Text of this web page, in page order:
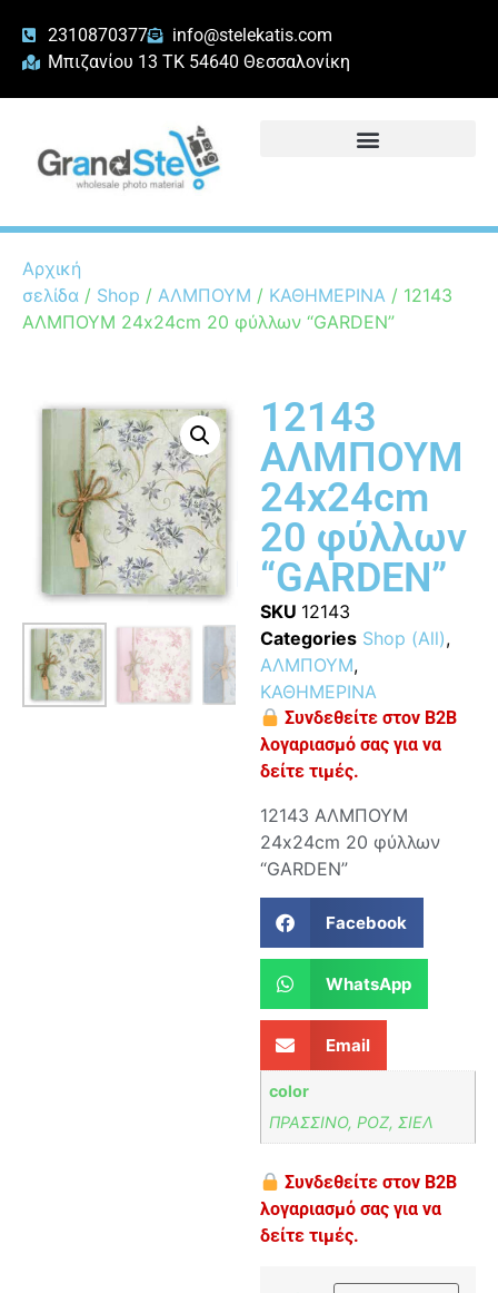
2310870377
info@stelekatis.com
Μπιζανίου 13 ΤΚ 54640 Θεσσαλονίκη
Αρχική
σελίδα / Shop / ΑΛΜΠΟΥΜ / ΚΑΘΗΜΕΡΙΝΑ / 12143
ΑΛΜΠΟΥΜ 24x24cm 20 φύλλων “GARDEN”
12143
ΑΛΜΠΟΥΜ
24x24cm
20 φύλλων
“GARDEN”
SKU 12143
Categories Shop (All),
ΑΛΜΠΟΥΜ,
ΚΑΘΗΜΕΡΙΝΑ
Συνδεθείτε στον B2B
λογαριασμό σας για να
δείτε τιμές.
12143 ΑΛΜΠΟΥΜ
24x24cm 20 φύλλων
“GARDEN”
Facebook
WhatsApp
Email
color
ΠΡΑΣΣΙΝΟ, ΡΟΖ, ΣΙΕΛ
Συνδεθείτε στον B2B
λογαριασμό σας για να
δείτε τιμές.